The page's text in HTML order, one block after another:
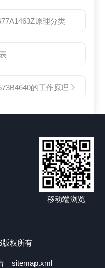
原理分类
的工作原理
移动端浏览
版权所有
sitemap.xml